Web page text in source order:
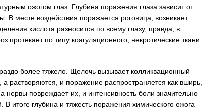
ожогом глаз. Глубина поражения глаза зависит от
В месте воздействия поражается роговица, возникает
кислота разносится по всему глазу, правда, в
протекает по типу коагуляционного, некротические ткани
более тяжело. Щелочь вызывает колликвационный
растворяются, и поражение распространяется как вширь,
нервы повреждает их, и интенсивность боли значительно
итоге глубина и тяжесть поражения химического ожога